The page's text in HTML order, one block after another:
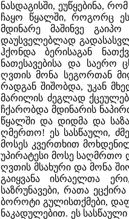
ნასდაგისში, ეუწყებინა,
ჩაყო წყალში, როგორც ეს
მდინარე მაშინვე
დაუსველებლად
ჰქონდა ბერისაგან
ნათესავებისა და
ღვთის მონა სეგორთან
რადგან შიშობდა, უკან
მარილის ძეგლად
ჩქარობდა მდინარის
წყალში და დიდმა და
ღმერთო! ეს სასწაული,
მოსეს კვერთხით
უპირატესი მოსე საღმრთო
ღვთის მსახური და მონა
გაიყვანა ისრაელთა
საზრუნავები, რათა
ბოროტი გულისთქმები,
ნაკადულებით. ეს